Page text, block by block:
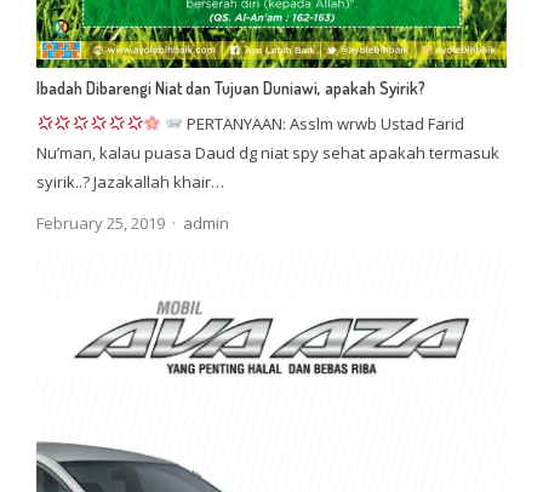
Ibadah Dibarengi Niat dan Tujuan Duniawi, apakah Syirik?
PERTANYAAN: Asslm wrwb Ustad Farid
Nu’man, kalau puasa Daud dg niat spy sehat apakah termasuk
syirik..? Jazakallah khair…
February 25, 2019
Author
admin